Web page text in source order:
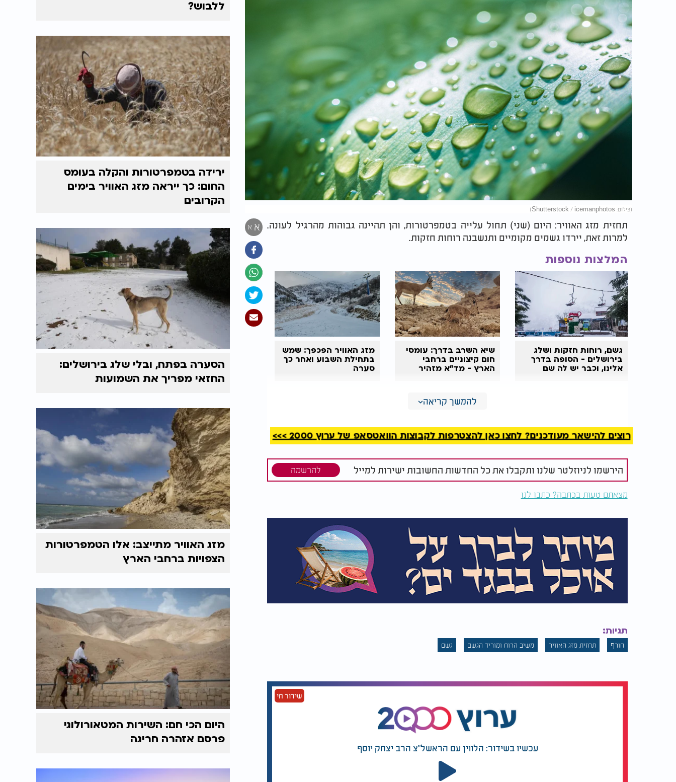
(צילום: Shutterstock / icemanphotos)
א א
תחזית מזג האוויר: היום (שני) תחול עלייה בטמפרטורות, והן תהיינה גבוהות מהרגיל לעונה.
למרות זאת, יירדו גשמים מקומיים ותנשבנה רוחות חזקות.
המלצות נוספות
גשם, רוחות חזקות ושלג
בירושלים - הסופה בדרך
אלינו, וכבר יש לה שם
שיא השרב בדרך: עומסי
חום קיצוניים ברחבי
הארץ - מד"א מזהיר
מזג האוויר הפכפך: שמש
בתחילת השבוע ואחר כך
סערה
מחר (שני) יהיה מעונן חלקית. עדיין ייתכן גשם מקומי מצפון הארץ עד צפון הנגב, אך לא יחול
להמשך קריאה
רוצים להישאר מעודכנים? לחצו כאן להצטרפות לקבוצות הוואטסאפ של ערוץ 2000 >>>
הירשמו לניוזלטר שלנו ותקבלו את כל החדשות החשובות ישירות למייל להרשמה
מצאתם טעות בכתבה? כתבו לנו
תגיות:
חורף תחזית מזג האוויר משיב הרוח ומוריד הגשם גשם
שידור חי
עכשיו בשידור: הלווין עם הראשל"צ הרב יצחק יוסף
ללבוש?
ירידה בטמפרטורות והקלה בעומס
החום: כך ייראה מזג האוויר בימים
הקרובים
הסערה בפתח, ובלי שלג בירושלים:
החזאי מפריך את השמועות
מזג האוויר מתייצב: אלו הטמפרטורות
הצפויות ברחבי הארץ
היום הכי חם: השירות המטאורולוגי
פרסם אזהרה חריגה